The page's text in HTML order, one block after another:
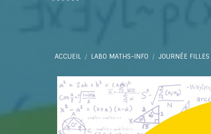
Vous êtes ici :
ACCUEIL LABO MATHS-INFO JOURNÉE